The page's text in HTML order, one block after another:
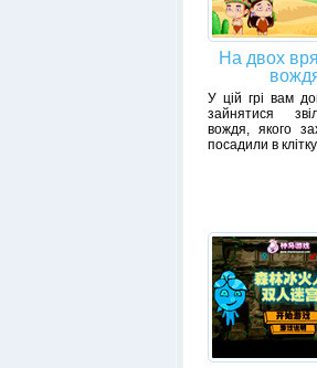
На двох
У цій грі вам
зайнятися
вождя, якого
посадили в